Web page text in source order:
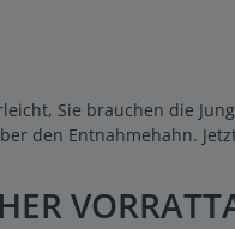
Sie brauchen die
den Entnahmehahn.